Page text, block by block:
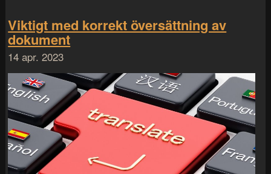
Viktigt med korrekt översättning av
dokument
14 apr. 2023